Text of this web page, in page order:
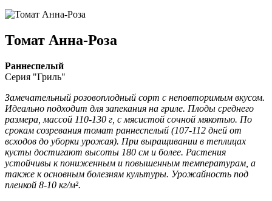
Томат Анна-Роза
Раннеспелый
Серия "Гриль"
Замечательный розовоплодный сорт с неповторимым вкусом.
Идеально подходит для запекания на гриле. Плоды среднего
размера, массой 110-130 г, с мясистой сочной мякотью. По
срокам созревания томат раннеспелый (107-112 дней от
всходов до уборки урожая). При выращивании в теплицах
кусты достигают высоты 180 см и более. Растения
устойчивы к пониженным и повышенным температурам, а
также к основным болезням культуры. Урожайность под
пленкой 8-10 кг/м².